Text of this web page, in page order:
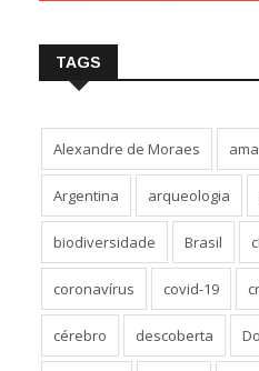
TAGS
Alexandre de Moraes
Argentina arqueologia
biodiversidade Brasil
coronavírus covid-19
cérebro descoberta